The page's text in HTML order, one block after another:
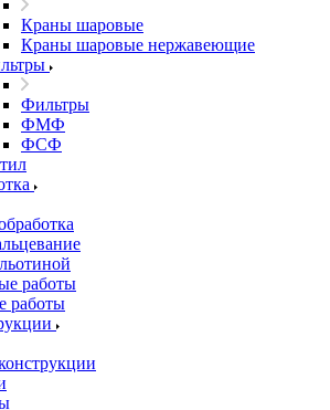
Краны шаровые
Краны шаровые нержавеющие
Фильтры
ФМФ
ФСФ
работы
работы